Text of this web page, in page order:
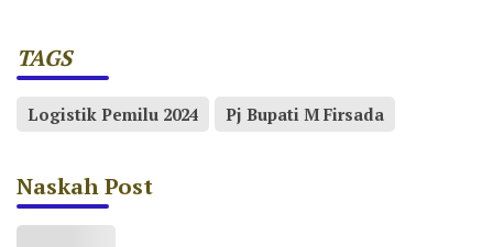
TAGS
Logistik Pemilu 2024 Pj Bupati M Firsada
Naskah Post